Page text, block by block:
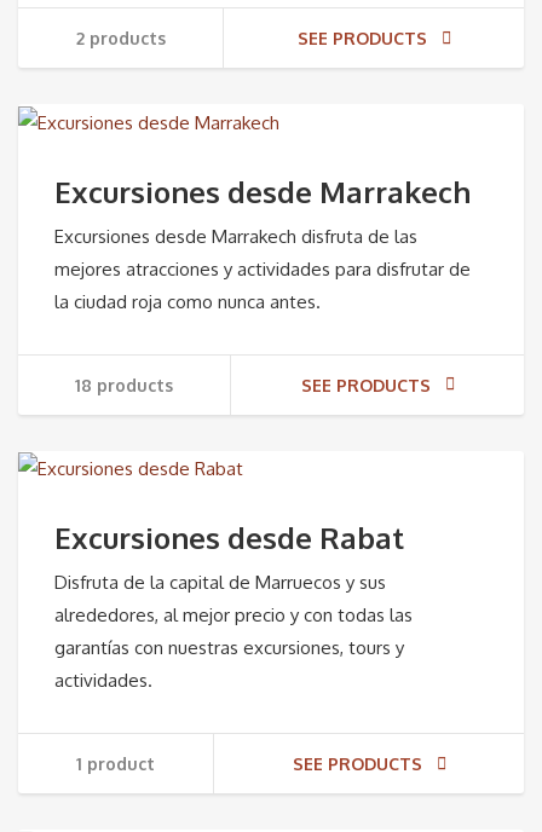
2 products SEE PRODUCTS
Excursiones desde Marrakech
Excursiones desde Marrakech disfruta de las
mejores atracciones y actividades para disfrutar de
la ciudad roja como nunca antes.
18 products SEE PRODUCTS
Excursiones desde Rabat
Disfruta de la capital de Marruecos y sus
alrededores, al mejor precio y con todas las
garantías con nuestras excursiones, tours y
actividades.
1 product SEE PRODUCTS